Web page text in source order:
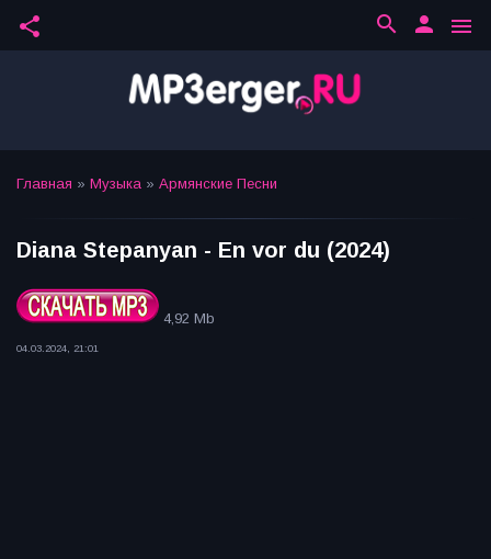
share menu
person
search
Главная » Музыка » Армянские Песни
Diana Stepanyan - En vor du (2024)
4,92 Mb
04.03.2024, 21:01